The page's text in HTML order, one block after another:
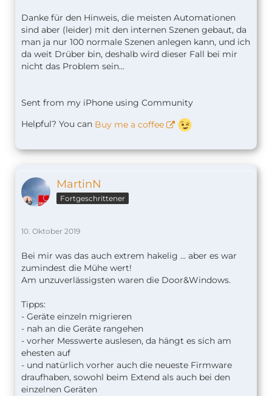
Danke für den Hinweis, die meisten Automationen
sind aber (leider) mit den internen Szenen gebaut, da
man ja nur 100 normale Szenen anlegen kann, und ich
da weit Drüber bin, deshalb wird dieser Fall bei mir
nicht das Problem sein...
Sent from my iPhone using Community
Helpful? You can Buy me a coffee
MartinN
Fortgeschrittener
10. Oktober 2019
Bei mir was das auch extrem hakelig ... aber es war
zumindest die Mühe wert!
Am unzuverlässigsten waren die Door&Windows.
Tipps:
- Geräte einzeln migrieren
- nah an die Geräte rangehen
- vorher Messwerte auslesen, da hängt es sich am
ehesten auf
- und natürlich vorher auch die neueste Firmware
draufhaben, sowohl beim Extend als auch bei den
einzelnen Geräten